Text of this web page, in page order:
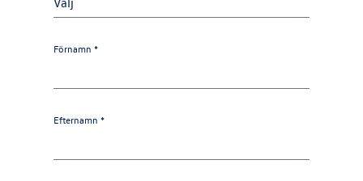
Förnamn *
Efternamn *